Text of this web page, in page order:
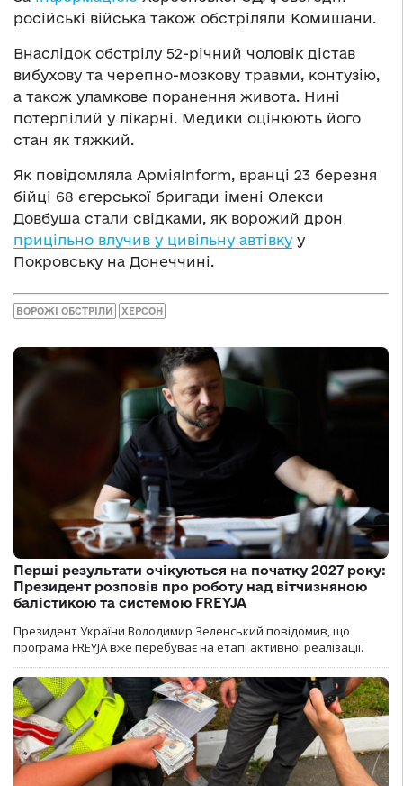
російські війська також обстріляли Комишани.
Внаслідок обстрілу 52-річний чоловік дістав
вибухову та черепно-мозкову травми, контузію,
а також уламкове поранення живота. Нині
потерпілий у лікарні. Медики оцінюють його
стан як тяжкий.
Як повідомляла АрміяInform, вранці 23 березня
бійці 68 єгерської бригади імені Олекси
Довбуша стали свідками, як ворожий дрон
прицільно влучив у цивільну автівку у
Покровську на Донеччині.
ВОРОЖІ ОБСТРІЛИ ХЕРСОН
Перші результати очікуються на початку 2027 року:
Президент розповів про роботу над вітчизняною
балістикою та системою FREYJA
Президент України Володимир Зеленський повідомив, що
програма FREYJA вже перебуває на етапі активної реалізації.